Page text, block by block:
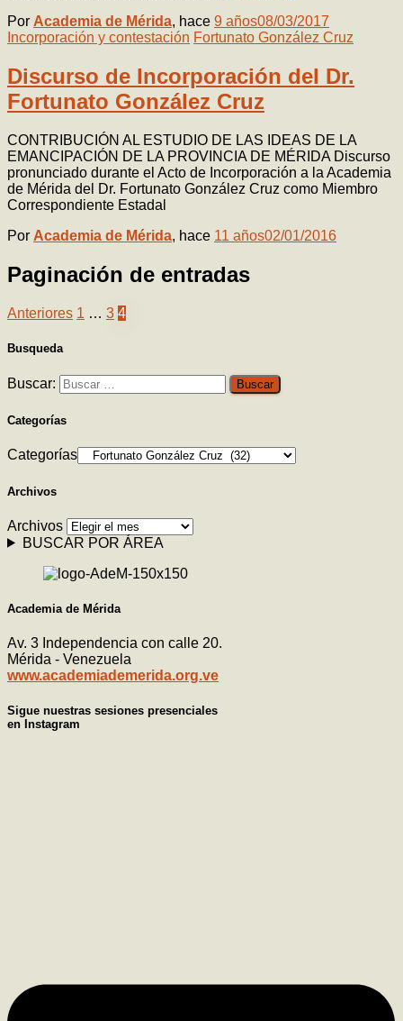
Por Academia de Mérida, hace 9 años08/03/2017
Incorporación y contestación Fortunato González Cruz
Discurso de Incorporación del Dr.
Fortunato González Cruz
CONTRIBUCIÓN AL ESTUDIO DE LAS IDEAS DE LA
EMANCIPACIÓN DE LA PROVINCIA DE MÉRIDA Discurso
pronunciado durante el Acto de Incorporación a la Academia
de Mérida del Dr. Fortunato González Cruz como Miembro
Correspondiente Estadal
Por Academia de Mérida, hace 11 años02/01/2016
Paginación de entradas
Anteriores 1 … 3 4
Busqueda
Buscar:
Categorías
Categorías
Archivos
Archivos
BUSCAR POR ÁREA
Academia de Mérida
Av. 3 Independencia con calle 20.
Mérida - Venezuela
www.academiademerida.org.ve
Sigue nuestras sesiones presenciales
en Instagram